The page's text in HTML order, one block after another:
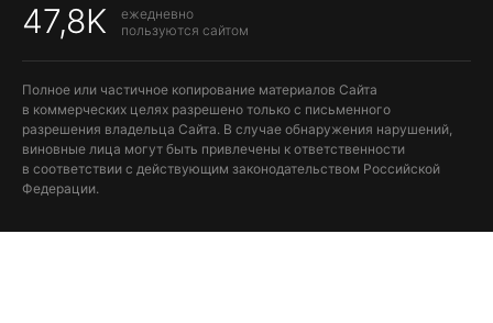
47,8K
ежедневно
пользуются сайтом
Полное или частичное копирование материалов Сайта
в коммерческих целях разрешено только с письменного
разрешения владельца Сайта. В случае обнаружения нарушений,
виновные лица могут быть привлечены к ответственности
в соответствии с действующим законодательством Российской
Федерации.